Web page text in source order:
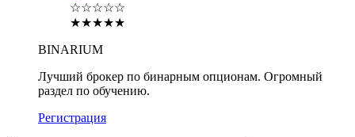
☆☆☆☆☆
★★★★★
BINARIUM
Лучший брокер по бинарным опционам. Огромный
раздел по обучению.
Регистрация